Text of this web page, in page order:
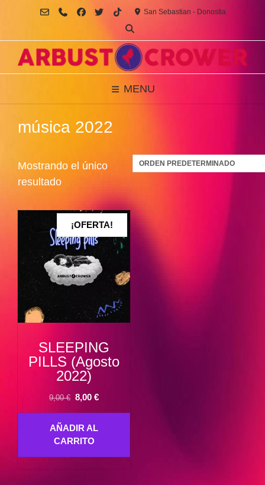
contenido
San Sebastian - Donostia
MENU
música 2022
Mostrando el único
resultado
¡OFERTA!
SLEEPING
PILLS (Agosto
2022)
9,00€ El
original
era:
8,00€El
AÑADIR AL
CARRITO